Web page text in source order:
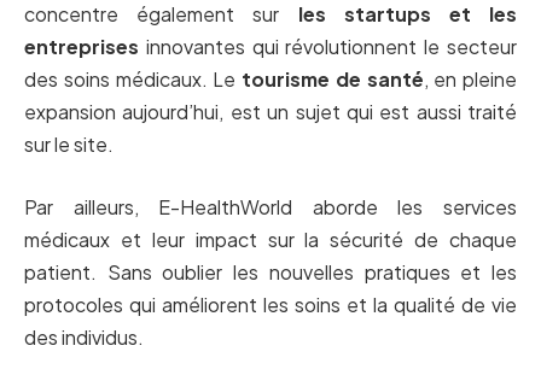
concentre également sur les startups et les
entreprises innovantes qui révolutionnent le secteur
des soins médicaux. Le tourisme de santé, en pleine
expansion aujourd’hui, est un sujet qui est aussi traité
sur le site.
Par ailleurs, E-HealthWorld aborde les services
médicaux et leur impact sur la sécurité de chaque
patient. Sans oublier les nouvelles pratiques et les
protocoles qui améliorent les soins et la qualité de vie
des individus.